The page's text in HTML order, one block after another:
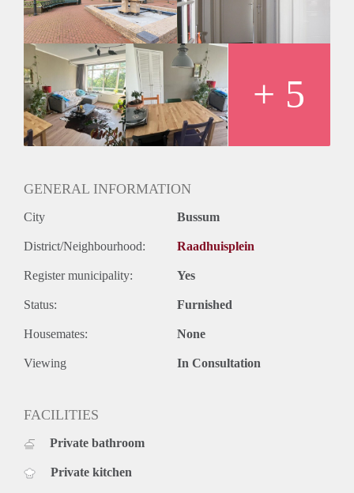
september/ we can only schedule viewings for September
7th.
*English text below
Op een uitstekende locatie, dichtbij het station
Naarden/Bussum en boven het winkelcentrum van Bussum,
dus alle voorziening op loopafstand, ligt dit zeer prachtige 3
kamer appartement met balkon.
+ 5
GENERAL INFORMATION
City Bussum
District/Neighbourhood: Raadhuisplein
Register municipality: Yes
Status: Furnished
Housemates: None
Viewing In Consultation
FACILITIES
Private bathroom
Private kitchen